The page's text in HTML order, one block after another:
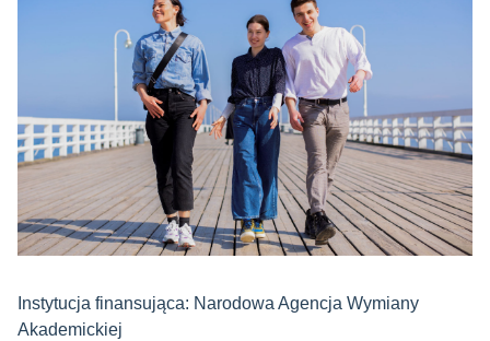
Instytucja finansująca: Narodowa Agencja Wymiany
Akademickiej